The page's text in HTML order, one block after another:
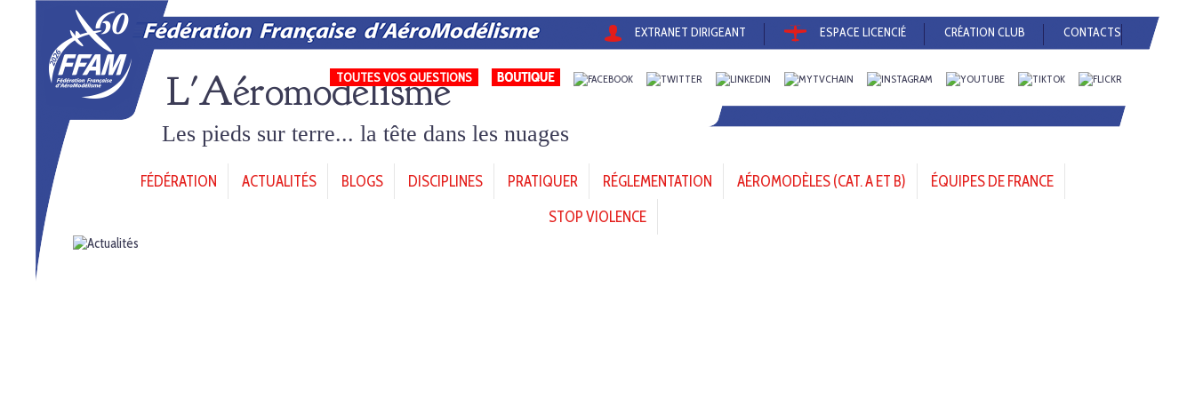
EXTRANET DIRIGEANT ESPACE LICENCIÉ CRÉATION CLUB CONTACTS
TOUTES VOS QUESTIONS
L'Aéromodélisme
Les pieds sur terre... la tête dans les nuages
FÉDÉRATION ACTUALITÉS BLOGS DISCIPLINES PRATIQUER RÉGLEMENTATION AÉROMODÈLES (CAT. A ET B)
ÉQUIPES DE FRANCE
STOP VIOLENCE